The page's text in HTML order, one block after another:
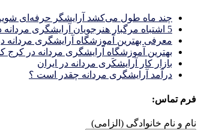
چند ماه طول می‌کشد آرایشگر حرفه‌ای
5 اشتباه مرگبار هنرجویان آرایشگری مردانه در کرج
معرفی بهترین آموزشگاه آرایشگری مردانه
بهترین آموزشگاه آرایشگری مردانه در
بازار كار آرايشكَرى مردانه در ايران
درآمد آرایشگری مردانه چقدر است ؟
فرم تماس:
نام و نام خانوادگی (الزامی)